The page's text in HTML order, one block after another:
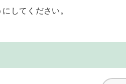
してください。